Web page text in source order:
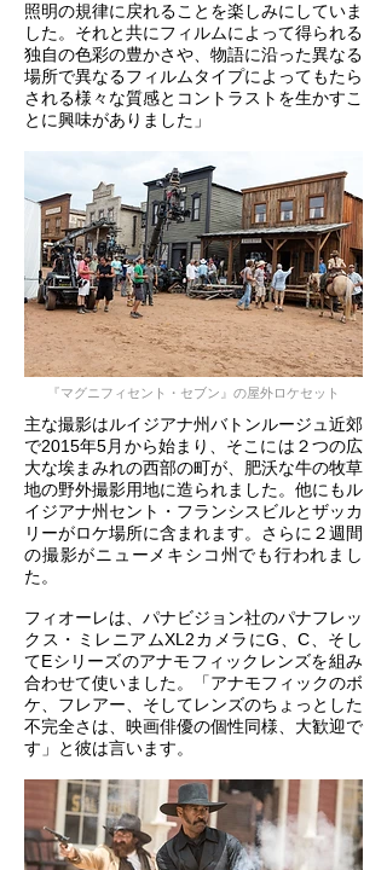
照明の規律に戻れることを楽しみにしていま
した。それと共にフィルムによって得られる
独自の色彩の豊かさや、物語に沿った異なる
場所で異なるフィルムタイプによってもたら
される様々な質感とコントラストを生かすこ
とに興味がありました」
『マグニフィセント・セブン』の屋外ロケセット
主な撮影はルイジアナ州バトンルージュ近郊
で2015年5月から始まり、そこには２つの広
大な埃まみれの西部の町が、肥沃な牛の牧草
地の野外撮影用地に造られました。他にもル
イジアナ州セント・フランシスビルとザッカ
リーがロケ場所に含まれます。さらに２週間
の撮影がニューメキシコ州でも行われまし
た。
フィオーレは、パナビジョン社のパナフレッ
クス・ミレニアムXL2カメラにG、C、そし
てEシリーズのアナモフィックレンズを組み
合わせて使いました。「アナモフィックのボ
ケ、フレアー、そしてレンズのちょっとした
不完全さは、映画俳優の個性同様、大歓迎で
す」と彼は言います。